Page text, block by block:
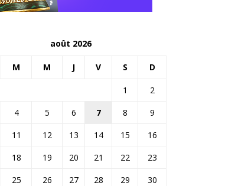
août 2026
M M J V S D
1
2
4 5 6 7 8
9
11 12 13 14 15
16
18 19 20 21 22
23
25 26 27 28 29
30